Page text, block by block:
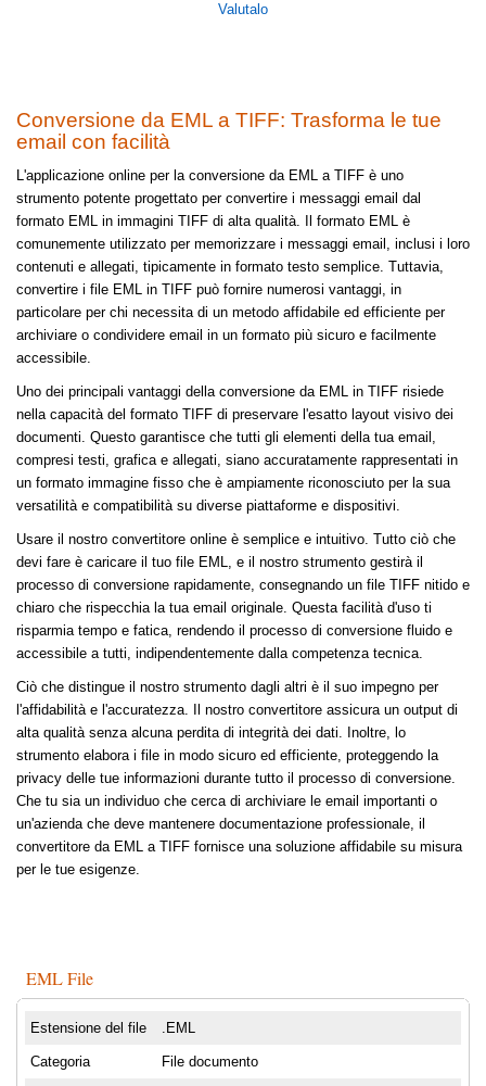
Valutalo
Conversione da EML a TIFF: Trasforma le tue
email con facilità
L'applicazione online per la conversione da EML a TIFF è uno
strumento potente progettato per convertire i messaggi email dal
formato EML in immagini TIFF di alta qualità. Il formato EML è
comunemente utilizzato per memorizzare i messaggi email, inclusi i loro
contenuti e allegati, tipicamente in formato testo semplice. Tuttavia,
convertire i file EML in TIFF può fornire numerosi vantaggi, in
particolare per chi necessita di un metodo affidabile ed efficiente per
archiviare o condividere email in un formato più sicuro e facilmente
accessibile.
Uno dei principali vantaggi della conversione da EML in TIFF risiede
nella capacità del formato TIFF di preservare l'esatto layout visivo dei
documenti. Questo garantisce che tutti gli elementi della tua email,
compresi testi, grafica e allegati, siano accuratamente rappresentati in
un formato immagine fisso che è ampiamente riconosciuto per la sua
versatilità e compatibilità su diverse piattaforme e dispositivi.
Usare il nostro convertitore online è semplice e intuitivo. Tutto ciò che
devi fare è caricare il tuo file EML, e il nostro strumento gestirà il
processo di conversione rapidamente, consegnando un file TIFF nitido e
chiaro che rispecchia la tua email originale. Questa facilità d'uso ti
risparmia tempo e fatica, rendendo il processo di conversione fluido e
accessibile a tutti, indipendentemente dalla competenza tecnica.
Ciò che distingue il nostro strumento dagli altri è il suo impegno per
l'affidabilità e l'accuratezza. Il nostro convertitore assicura un output di
alta qualità senza alcuna perdita di integrità dei dati. Inoltre, lo
strumento elabora i file in modo sicuro ed efficiente, proteggendo la
privacy delle tue informazioni durante tutto il processo di conversione.
Che tu sia un individuo che cerca di archiviare le email importanti o
un'azienda che deve mantenere documentazione professionale, il
convertitore da EML a TIFF fornisce una soluzione affidabile su misura
per le tue esigenze.
EML File
Estensione del file .EML
Categoria File documento